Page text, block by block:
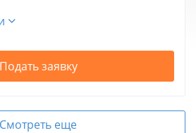
Подать заявку
Смотреть еще